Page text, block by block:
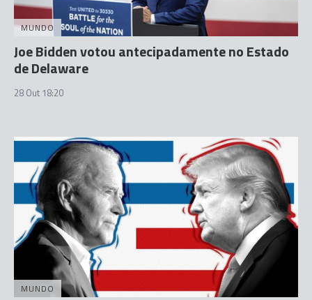
MUNDO
Joe Bidden votou antecipadamente no Estado
de Delaware
28 Out 18:20
MUNDO